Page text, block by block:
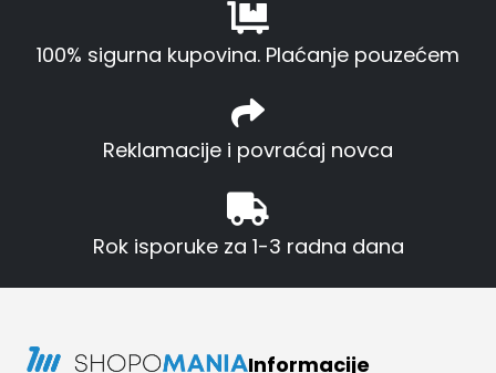
100% sigurna kupovina. Plaćanje pouzećem
Reklamacije i povraćaj novca
Rok isporuke za 1-3 radna dana
Informacije